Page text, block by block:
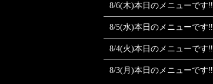
8/6(木)本日のメニューです‼️
8/5(水)本日のメニューです‼️
8/4(火)本日のメニューです‼️
8/3(月)本日のメニューです‼️